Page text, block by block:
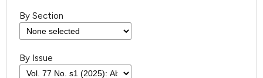
By Section
By Issue